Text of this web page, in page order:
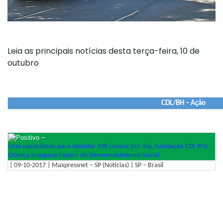
Leia as principais notícias desta terça-feira, 10 de
outubro
CDL/BH – Ação
–
Com capacidade para atender 400 jovens por dia, Fundação CDL Pró-
Criança inaugura Centro de Desenvolvimento Social
| 09-10-2017 | Maxpressnet – SP (Notícias) | SP – Brasil